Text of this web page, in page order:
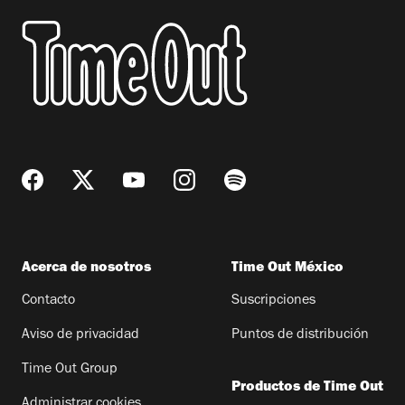
Acerca de nosotros
Contacto
Aviso de privacidad
Time Out Group
Time Out México
Suscripciones
Puntos de distribución
Productos de Time Out